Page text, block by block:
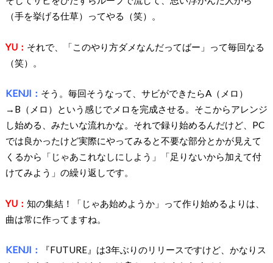
（手を挙げる仕草）ってやる（笑）。
YU： それで、「このやり方ダメなんだってばー」って毎回なる
（笑）。
KENJI： そう。毎回そうなって、サビができたらA（メロ）
→B（メロ）という感じでメロを完成させる。そこからアレンジ
し始める、みたいな流れかな。それで録り始めるんだけど、PC
では良かったけど実際にやってみると不要な部分とかが見えて
くるから「じゃあこれなしにしよう」「足りないから加えて付
けてみよう」の繰り返しです。
YU： 知の集結！「じゃあ始めようか」って作り始めるよりは、
曲は常に作ってますね。
KENJI：
『FUTURE』は3年ぶりのリリースですけど、かなりス